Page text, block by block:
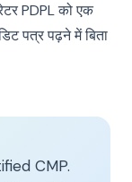
PDPL को एक
पत्र पढ़ने में बिता
CMP.